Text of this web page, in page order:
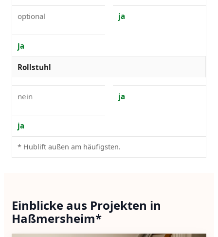
optional ja
ja
Rollstuhl
nein ja
ja
* Hublift außen am häufigsten.
Einblicke aus Projekten in
Haßmersheim*